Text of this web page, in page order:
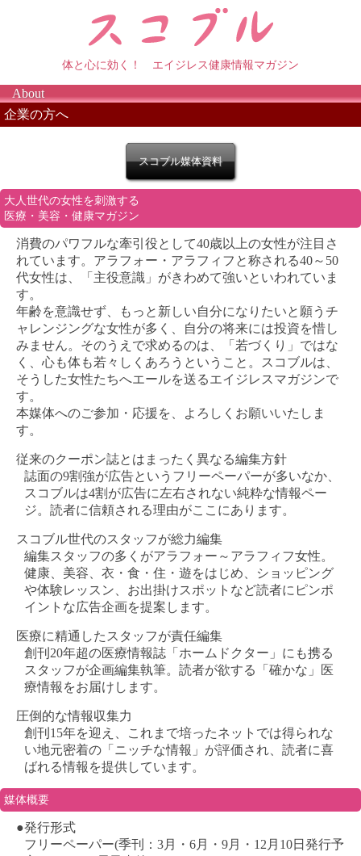
体と心に効く！ エイジレス健康情報マガジン
About
企業の方へ
スコブル媒体資料
大人世代の女性を刺激する
医療・美容・健康マガジン
消費のパワフルな牽引役として40歳以上の女性が注目さ
れています。アラフォー・アラフィフと称される40～50
代女性は、「主役意識」がきわめて強いといわれていま
す。
年齢を意識せず、もっと新しい自分になりたいと願うチ
ャレンジングな女性が多く、自分の将来には投資を惜し
みません。そのうえで求めるのは、「若づくり」ではな
く、心も体も若々しくあろうということ。スコブルは、
そうした女性たちへエールを送るエイジレスマガジンで
す。
本媒体へのご参加・応援を、よろしくお願いいたしま
す。
従来のクーポン誌とはまったく異なる編集方針
誌面の9割強が広告というフリーペーパーが多いなか、
スコブルは4割が広告に左右されない純粋な情報ペー
ジ。読者に信頼される理由がここにあります。
スコブル世代のスタッフが総力編集
編集スタッフの多くがアラフォー～アラフィフ女性。
健康、美容、衣・食・住・遊をはじめ、ショッピング
や体験レッスン、お出掛けスポットなど読者にピンポ
イントな広告企画を提案します。
医療に精通したスタッフが責任編集
創刊20年超の医療情報誌「ホームドクター」にも携る
スタッフが企画編集執筆。読者が欲する「確かな」医
療情報をお届けします。
圧倒的な情報収集力
創刊15年を迎え、これまで培ったネットでは得られな
い地元密着の「ニッチな情報」が評価され、読者に喜
ばれる情報を提供しています。
媒体概要
●発行形式
フリーペーパー(季刊：3月・6月・9月・12月10日発行予